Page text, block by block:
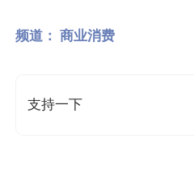
频道： 商业消费
支持一下